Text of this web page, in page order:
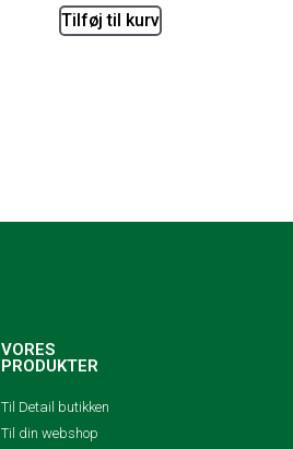
Tilføj til kurv
VORES
PRODUKTER
Til Detail butikken
Til din webshop